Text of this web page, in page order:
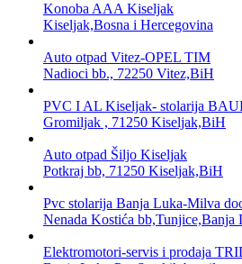
Konoba AAA Kiseljak
Kiseljak,Bosna i Hercegovina
Auto otpad Vitez-OPEL TIM
Nadioci bb., 72250 Vitez,BiH
PVC I AL Kiseljak- stolarija
Gromiljak , 71250 Kiseljak,BiH
Auto otpad Šiljo Kiseljak
Potkraj bb, 71250 Kiseljak,BiH
Pvc stolarija Banja Luka-Milva
Nenada Kostića bb,Tunjice,Banja
Elektromotori-servis i prodaja